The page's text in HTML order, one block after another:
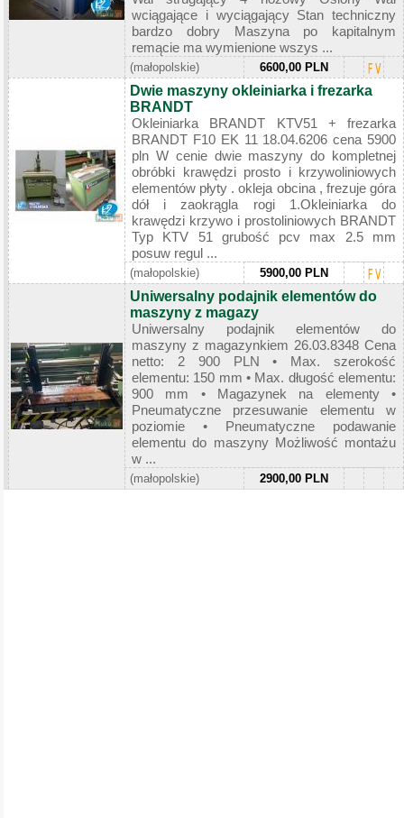
wciągające i wyciągający Stan techniczny
bardzo dobry Maszyna po kapitalnym
remącie ma wymienione wszys ...
(małopolskie) 6600,00 PLN
Dwie maszyny okleiniarka i frezarka
BRANDT
Okleiniarka BRANDT KTV51 + frezarka
BRANDT F10 EK 11 18.04.6206 cena 5900
pln W cenie dwie maszyny do kompletnej
obróbki krawędzi prosto i krzywoliniowych
elementów płyty . okleja obcina , frezuje góra
dół i zaokrągla rogi 1.Okleiniarka do
krawędzi krzywo i prostoliniowych BRANDT
Typ KTV 51 grubość pcv max 2.5 mm
posuw regul ...
(małopolskie) 5900,00 PLN
Uniwersalny podajnik elementów do
maszyny z magazy
Uniwersalny podajnik elementów do
maszyny z magazynkiem 26.03.8348 Cena
netto: 2 900 PLN • Max. szerokość
elementu: 150 mm • Max. długość elementu:
900 mm • Magazynek na elementy •
Pneumatyczne przesuwanie elementu w
poziomie • Pneumatyczne podawanie
elementu do maszyny Możliwość montażu
w ...
(małopolskie) 2900,00 PLN